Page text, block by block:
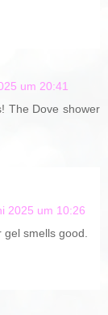
um 20:41
The Dove shower
2025 um 10:26
smells good.